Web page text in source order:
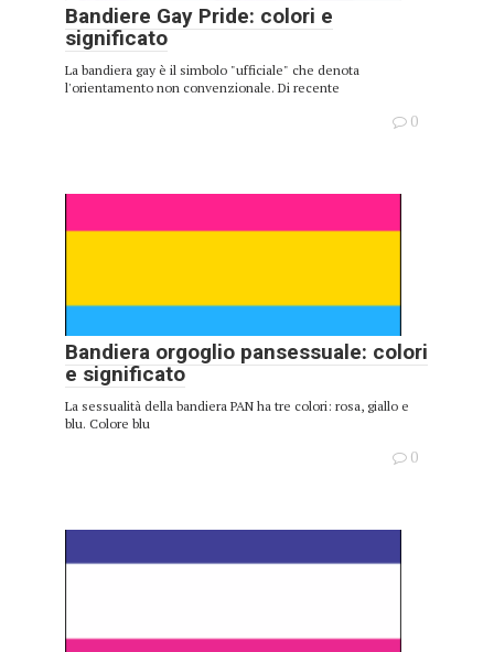
Bandiere Gay Pride: colori e
significato
La bandiera gay è il simbolo "ufficiale" che denota
l'orientamento non convenzionale. Di recente
0
Bandiera orgoglio pansessuale: colori
e significato
La sessualità della bandiera PAN ha tre colori: rosa, giallo e
blu. Colore blu
0